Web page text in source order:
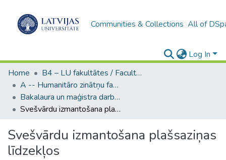
Communities & Collections All of
Log In
Home
B4 – LU fakultātes / Faculties of the UL
A -- Humanitāro zinātņu fakultāte / Faculty of Humanities
Bakalaura un maģistra darbi (HZF) / Bachelor's and Master's theses
Svešvārdu izmantošana plašsaziņas līdzekļos
Svešvārdu izmantošana plašsaziņas
līdzekļos